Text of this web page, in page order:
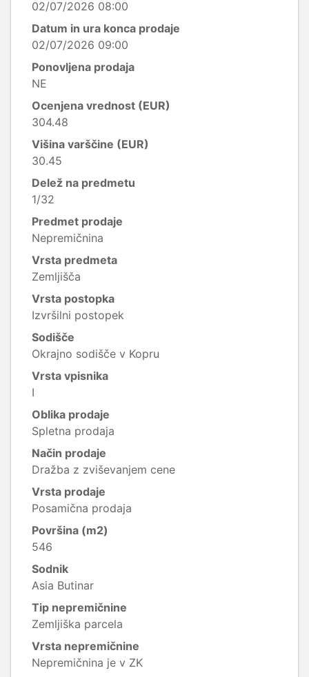
02/07/2026 08:00
Datum in ura konca prodaje
02/07/2026 09:00
Ponovljena prodaja
NE
Ocenjena vrednost (EUR)
304.48
Višina varščine (EUR)
30.45
Delež na predmetu
1/32
Predmet prodaje
Nepremičnina
Vrsta predmeta
Zemljišča
Vrsta postopka
Izvršilni postopek
Sodišče
Okrajno sodišče v Kopru
Vrsta vpisnika
I
Oblika prodaje
Spletna prodaja
Način prodaje
Dražba z zviševanjem cene
Vrsta prodaje
Posamična prodaja
Površina (m2)
546
Sodnik
Asia Butinar
Tip nepremičnine
Zemljiška parcela
Vrsta nepremičnine
Nepremičnina je v ZK